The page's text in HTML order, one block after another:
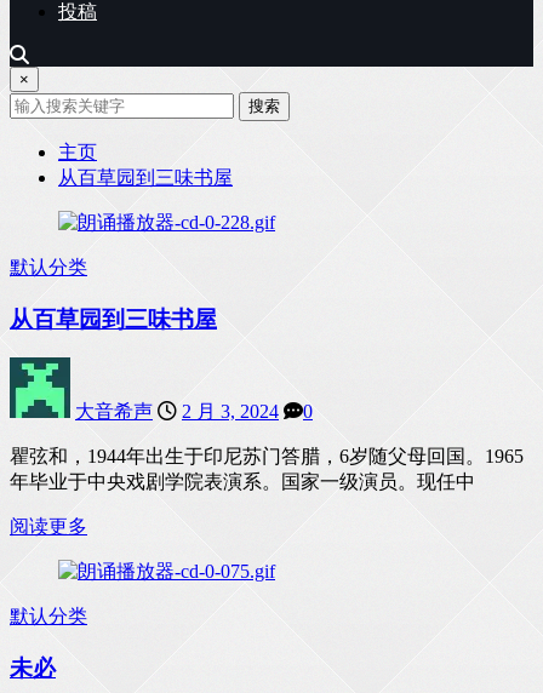
投稿
×
搜索
主页
从百草园到三味书屋
默认分类
从百草园到三味书屋
大音希声 2 月 3, 2024 0
瞿弦和，1944年出生于印尼苏门答腊，6岁随父母回国。1965
年毕业于中央戏剧学院表演系。国家一级演员。现任中
阅读更多
默认分类
未必